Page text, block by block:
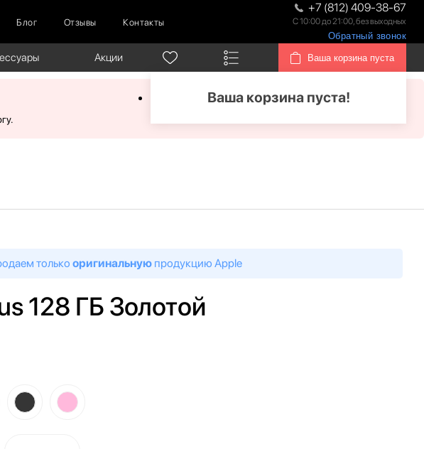
Блог Отзывы Контакты
+7 (812) 409-38-67
С 10:00 до 21:00, без выходных
Обратный звонок
Акции Ваша корзина пуста
Ваша корзина пуста!
только оригинальную продукцию Apple
128 ГБ Золотой